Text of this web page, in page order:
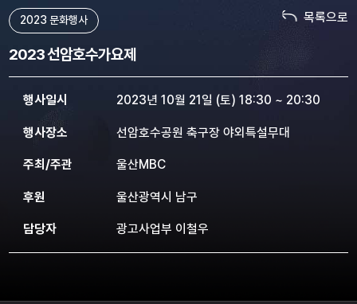
2023 문화행사
2023 선암호수가요제
행사일시 2023년 10월 21일 (토) 18:30 ~ 20:30
행사장소 선암호수공원 축구장 야외특설무대
주최/주관 울산MBC
후원 울산광역시 남구
담당자 광고사업부 이철우
목록으로